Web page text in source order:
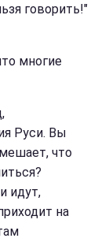
говорить!"
многие
Руси. Вы
что
идут,
на